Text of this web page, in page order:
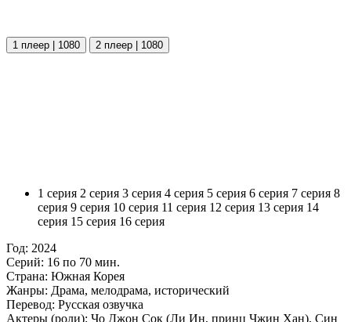
1 плеер | 1080 2 плеер | 1080
1 серия 2 серия 3 серия 4 серия 5 серия 6 серия 7 серия 8
серия 9 серия 10 серия 11 серия 12 серия 13 серия 14
серия 15 серия 16 серия
Год: 2024
Серий: 16 по 70 мин.
Страна: Южная Корея
Жанры: Драма, мелодрама, исторический
Перевод: Русская озвучка
Актеры (роли): Чо Джон Сок (Ли Ин, принц Чжин Хан), Син